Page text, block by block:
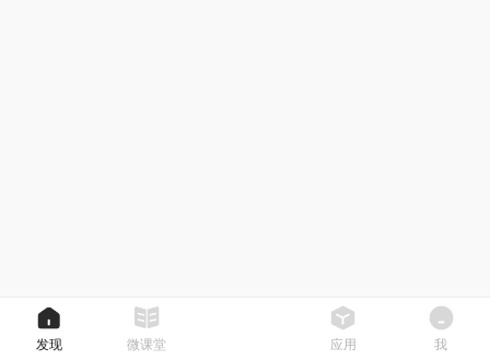
发现 微课堂 应用 我